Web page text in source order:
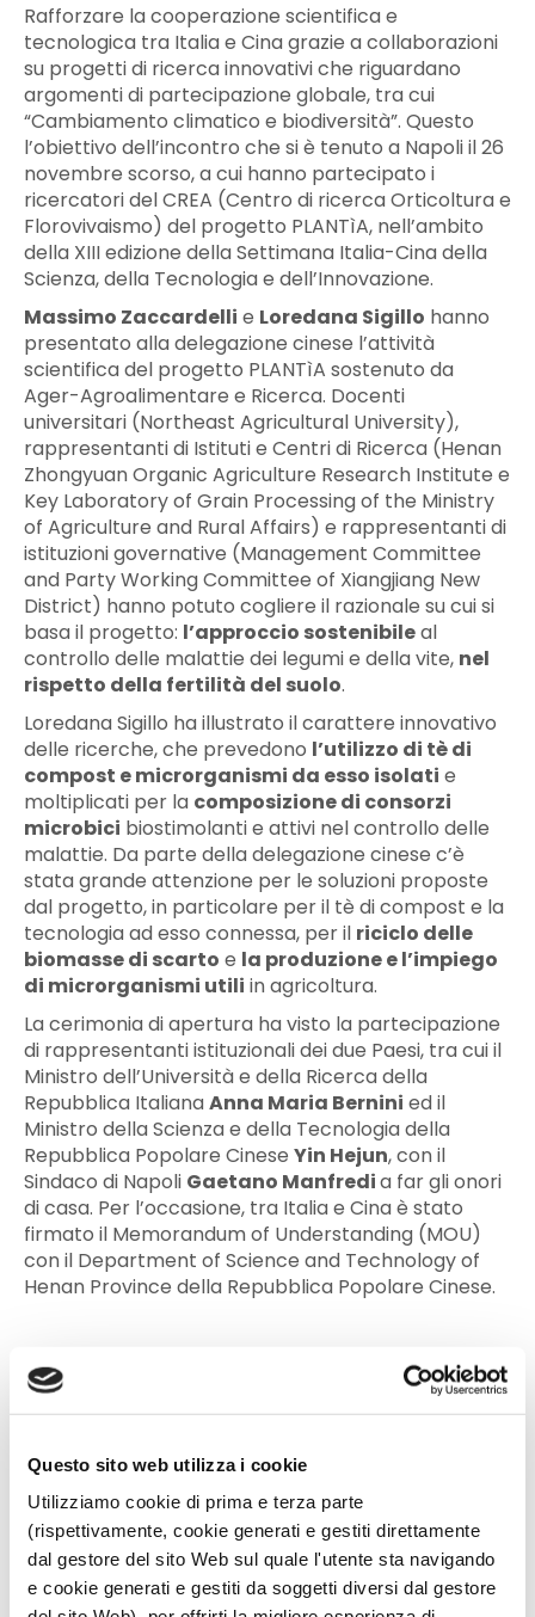
Questo sito web utilizza i cookie
Utilizziamo cookie di prima e terza parte
(rispettivamente, cookie generati e gestiti direttamente
dal gestore del sito Web sul quale l'utente sta navigando
e cookie generati e gestiti da soggetti diversi dal gestore
Rafforzare la cooperazione scientifica e
tecnologica tra Italia e Cina grazie a collaborazioni
su progetti di ricerca innovativi che riguardano
argomenti di partecipazione globale, tra cui
“Cambiamento climatico e biodiversità”. Questo
l’obiettivo dell’incontro che si è tenuto a Napoli il 26
novembre scorso, a cui hanno partecipato i
ricercatori del CREA (Centro di ricerca Orticoltura e
Florovivaismo) del progetto PLANTìA, nell’ambito
della XIII edizione della Settimana Italia-Cina della
Scienza, della Tecnologia e dell’Innovazione.
Massimo Zaccardelli e Loredana Sigillo hanno
presentato alla delegazione cinese l’attività
scientifica del progetto PLANTìA sostenuto da
Ager-Agroalimentare e Ricerca. Docenti
universitari (Northeast Agricultural University),
rappresentanti di Istituti e Centri di Ricerca (Henan
Zhongyuan Organic Agriculture Research Institute e
Key Laboratory of Grain Processing of the Ministry
of Agriculture and Rural Affairs) e rappresentanti di
istituzioni governative (Management Committee
and Party Working Committee of Xiangjiang New
District) hanno potuto cogliere il razionale su cui si
basa il progetto: l’approccio sostenibileal
controllo delle malattie dei legumi e della vite, nel
rispetto della fertilità del suolo.
Loredana Sigillo ha illustrato il carattere innovativo
delle ricerche, che prevedono l’utilizzo di tè di
compost e microrganismi da esso isolati e
moltiplicati per la composizione di consorzi
microbici biostimolanti e attivi nel controllo delle
malattie. Da parte della delegazione cinese c’è
stata grande attenzione per le soluzioni proposte
dal progetto, in particolare per il tè di compost e la
tecnologia ad esso connessa, per il riciclo delle
biomasse di scarto e la produzione e l’impiego
di microrganismi utili in agricoltura.
La cerimonia di apertura ha visto la partecipazione
di rappresentanti istituzionali dei due Paesi, tra cui il
Ministro dell’Università e della Ricerca della
Repubblica ItalianaAnna Maria Bernini ed il
Ministro della Scienza e della Tecnologia della
Repubblica Popolare Cinese Yin Hejun, con il
Sindaco di Napoli Gaetano Manfredia far gli onori
di casa. Per l’occasione, tra Italia e Cina è stato
firmato il Memorandum of Understanding (MOU)
con il Department of Science and Technology of
Henan Province della Repubblica Popolare Cinese.